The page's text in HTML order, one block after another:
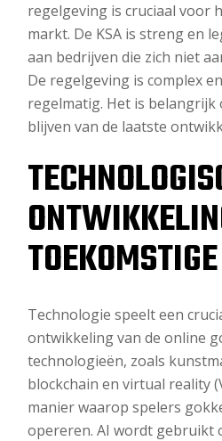
regelgeving is cruciaal voor
markt. De KSA is streng en
aan bedrijven die zich niet
De regelgeving is complex
regelmatig. Het is belangrijk
blijven van de laatste
Technologie speelt een
ontwikkeling van de online
technologieën, zoals
blockchain en virtual reality
manier waarop spelers
opereren. AI wordt gebruikt